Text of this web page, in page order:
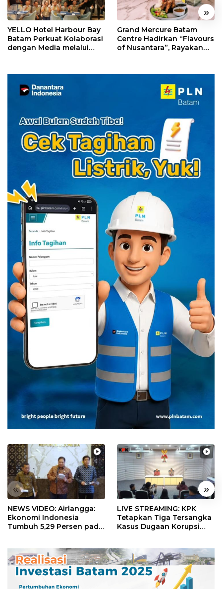
« »
YELLO Hotel Harbour Bay
Batam Perkuat Kolaborasi
dengan Media melalui
Grand Mercure Batam
Centre Hadirkan “Flavours
of Nusantara”, Rayakan
« »
NEWS VIDEO: Airlangga:
Ekonomi Indonesia
Tumbuh 5,29 Persen pada
LIVE STREAMING: KPK
Tetapkan Tiga Tersangka
Kasus Dugaan Korupsi